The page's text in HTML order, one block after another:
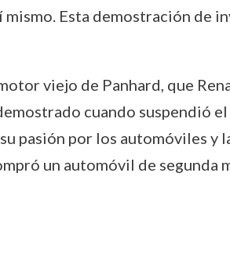
Esta demostración de
viejo de Panhard, que
cuando suspendió
pasión por los automóviles y
un automóvil de segunda